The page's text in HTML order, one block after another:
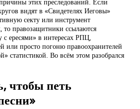
видят в «Свидетелях Иеговы»
секту или инструмент
то правозащитники ссылаются
ересями» в интересах РПЦ,
или просто погоню правоохранителей
статистикой. Во всём этом разобрался
чтобы петь